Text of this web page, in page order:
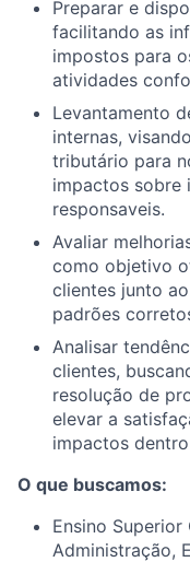
Preparar e
facilitando as
impostos para
atividades
Levantamento
internas,
tributário para
impactos sobre
responsaveis.
Avaliar
como objetivo
clientes junto
padrões
Analisar
clientes,
resolução de
elevar a
impactos
O que buscamos:
Ensino
Administração,